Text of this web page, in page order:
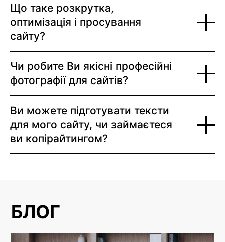
Що таке розкрутка,
оптимізація і просування
сайту?
Чи робите Ви якісні професійні
фотографії для сайтів?
Ви можете підготувати тексти
для мого сайту, чи займаєтеся
ви копірайтингом?
БЛОГ